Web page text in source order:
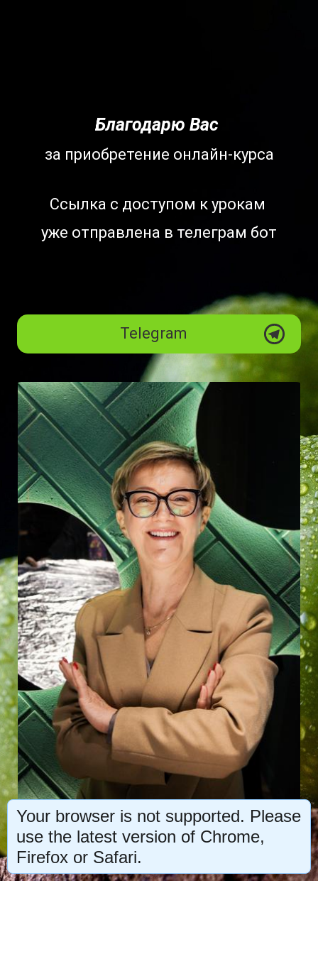
Благодарю Вас
за приобретение онлайн-курса
Ссылка с доступом к урокам
уже отправлена в телеграм бот
Telegram
Your browser is not supported. Please
use the latest version of Chrome,
Firefox or Safari.